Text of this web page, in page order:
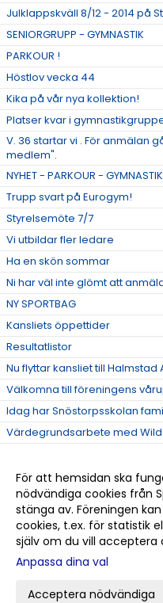
Julklappskväll 8/12 - 2014 på
SENIORGRUPP - GYMNASTIK
PARKOUR !
Höstlov vecka 44
Kika på vår nya kollektion!
Platser kvar i
V. 36 startar vi . För anmälan
medlem".
NYHET - PARKOUR -
Trupp svart på Eurogym!
Styrelsemöte 7/7
Vi utbildar fler ledare
Ha en skön sommar
Ni har väl inte glömt att
NY SPORTBAG
Kansliets öppettider
Resultatlistor
Nu flyttar kansliet till Halmstad
Välkomna till föreningens
Idag har Snöstorpsskolan
Värdegrundsarbete med
Tack till alla ledare!
Ge bort något fint i julklapp
Välkomna att titta på tävling!
inställningar
För att hemsidan ska
nödvändiga cookies från
stänga av. Föreningen
cookies, t.ex. för statistik
själv om du vill acceptera
Anpassa dina val
Acceptera nödvändiga